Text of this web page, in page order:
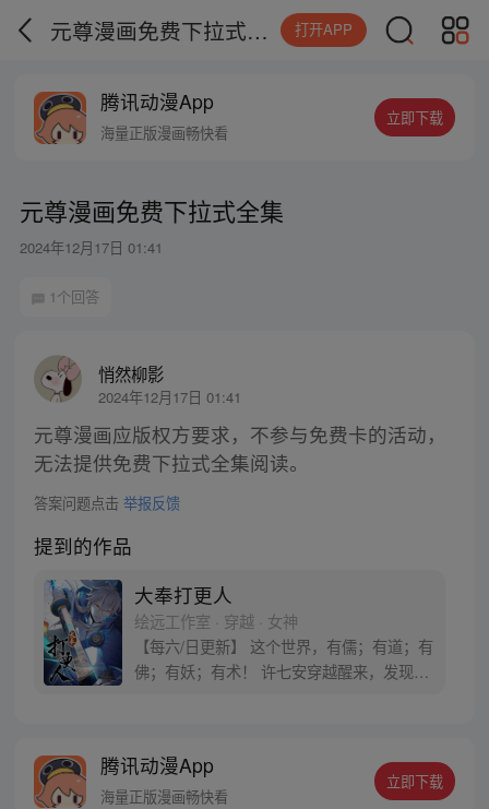
元尊漫画免费下拉式全集 打开APP
腾讯动漫App
海量正版漫画畅快看
立即下载
元尊漫画免费下拉式全集
2024年12月17日 01:41
1个回答
悄然柳影
2024年12月17日 01:41
元尊漫画应版权方要求，不参与免费卡的活动，
无法提供免费下拉式全集阅读。
答案问题点击 举报反馈
提到的作品
大奉打更人
绘远工作室 · 穿越 · 女神
【每六/日更新】 这个世界，有儒；有道；有
佛；有妖；有术！ 许七安穿越醒来，发现自
者卖报小郎君同名小说 QQ群号：
799493374
腾讯动漫App
海量正版漫画畅快看
立即下载